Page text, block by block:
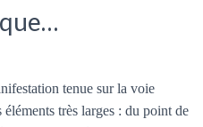
tenue sur la voie
très larges : du point de